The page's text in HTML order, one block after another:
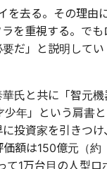
を去る。その理由
を重視する。でも
だ」と説明してい
氏と共に「智元機
年」という肩書と
投資家を引きつけ
額は150億元（約
て1万台目の人型ロ